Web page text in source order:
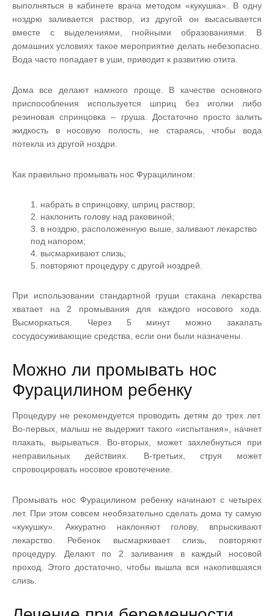
выполняться в кабинете врача методом «кукушка». В одну
ноздрю заливается раствор, из другой он высасывается
вместе с выделениями, гнойными образованиями. В
домашних условиях такое мероприятие делать небезопасно.
Вода часто попадает в уши, приводит к развитию отита.
Дома все делают намного проще. В качестве основного
приспособления используется шприц без иголки либо
резиновая спринцовка – груша. Достаточно просто залить
жидкость в носовую полость, не стараясь, чтобы вода
потекла из другой ноздри.
Как правильно промывать нос Фурацилином:
набрать в спринцовку, шприц раствор;
наклонить голову над раковиной;
в ноздрю, расположенную выше, заливают лекарство
под напором;
высмаркивают слизь;
повторяют процедуру с другой ноздрей.
При использовании стандартной груши стакана лекарства
хватает на 2 промывания для каждого носового хода.
Высморкаться. Через 5 минут можно закапать
сосудосуживающие средства, если они были назначены.
Можно ли промывать нос
Фурацилином ребенку
Процедуру не рекомендуется проводить детям до трех лет.
Во-первых, малыш не выдержит такого «испытания», начнет
плакать, вырываться. Во-вторых, может захлебнуться при
неправильных действиях. В-третьих, струя может
спровоцировать носовое кровотечение.
Промывать нос Фурацилином ребенку начинают с четырех
лет. При этом совсем необязательно сделать дома ту самую
«кукушку». Аккуратно наклоняют голову, впрыскивают
лекарство. Ребенок высмаркивает слизь, повторяют
процедуру. Делают по 2 заливания в каждый носовой
проход. Этого достаточно, чтобы вышла вся накопившаяся
слизь.